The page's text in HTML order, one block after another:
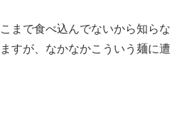
まで食べ込んでないから知らな
すが、なかなかこういう麺に遭